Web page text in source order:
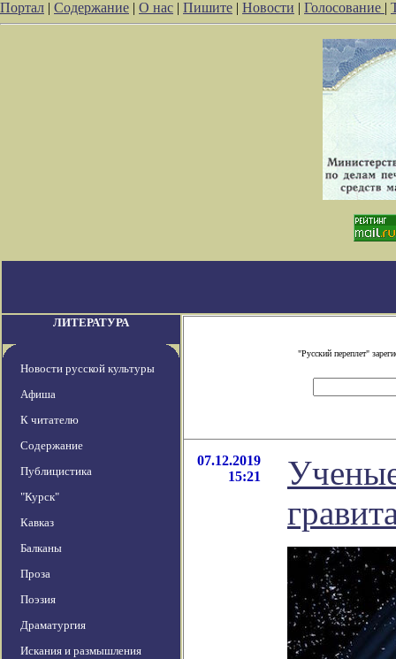
Портал | Содержание | О нас | Пишите | Новости | Голосование |
ЛИТЕРАТУРА
Новости русской культуры
Афиша
К читателю
Содержание
Публицистика
"Курск"
Кавказ
Балканы
Проза
Поэзия
Драматургия
Искания и размышления
"Русский переплет"
07.12.2019
15:21